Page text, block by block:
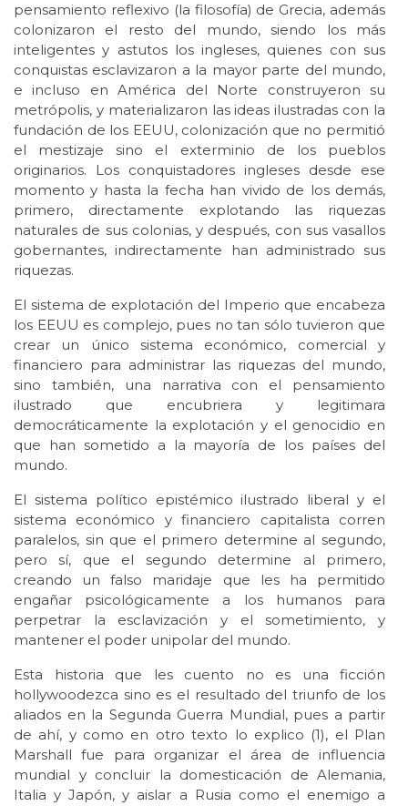
pensamiento reflexivo (la filosofía) de Grecia, además
colonizaron el resto del mundo, siendo los más
inteligentes y astutos los ingleses, quienes con sus
conquistas esclavizaron a la mayor parte del mundo,
e incluso en América del Norte construyeron su
metrópolis, y materializaron las ideas ilustradas con la
fundación de los EEUU, colonización que no permitió
el mestizaje sino el exterminio de los pueblos
originarios. Los conquistadores ingleses desde ese
momento y hasta la fecha han vivido de los demás,
primero, directamente explotando las riquezas
naturales de sus colonias, y después, con sus vasallos
gobernantes, indirectamente han administrado sus
riquezas.
El sistema de explotación del Imperio que encabeza
los EEUU es complejo, pues no tan sólo tuvieron que
crear un único sistema económico, comercial y
financiero para administrar las riquezas del mundo,
sino también, una narrativa con el pensamiento
ilustrado que encubriera y legitimara
democráticamente la explotación y el genocidio en
que han sometido a la mayoría de los países del
mundo.
El sistema político epistémico ilustrado liberal y el
sistema económico y financiero capitalista corren
paralelos, sin que el primero determine al segundo,
pero sí, que el segundo determine al primero,
creando un falso maridaje que les ha permitido
engañar psicológicamente a los humanos para
perpetrar la esclavización y el sometimiento, y
mantener el poder unipolar del mundo.
Esta historia que les cuento no es una ficción
hollywoodezca sino es el resultado del triunfo de los
aliados en la Segunda Guerra Mundial, pues a partir
de ahí, y como en otro texto lo explico (1), el Plan
Marshall fue para organizar el área de influencia
mundial y concluir la domesticación de Alemania,
Italia y Japón, y aislar a Rusia como el enemigo a